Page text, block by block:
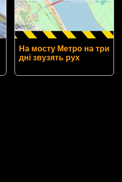
На мосту Метро на три
дні звузять рух